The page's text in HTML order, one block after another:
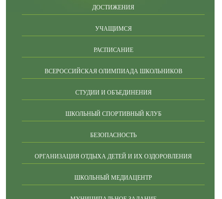
ДОСТИЖЕНИЯ
УЧАЩИМСЯ
РАСПИСАНИЕ
ВСЕРОССИЙСКАЯ ОЛИМПИАДА ШКОЛЬНИКОВ
СТУДИИ И ОБЪЕДИНЕНИЯ
ШКОЛЬНЫЙ СПОРТИВНЫЙ КЛУБ
БЕЗОПАСНОСТЬ
ОРГАНИЗАЦИЯ ОТДЫХА ДЕТЕЙ И ИХ ОЗДОРОВЛЕНИЯ
ШКОЛЬНЫЙ МЕДИАЦЕНТР